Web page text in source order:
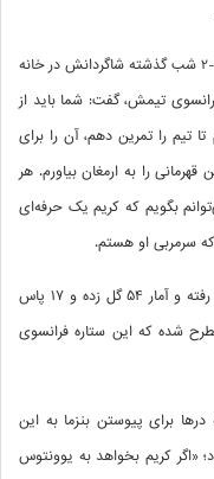
سرجیو کونسیسائو سرمربی الاتحاد پس از تساوی 2-2 شب گذشته شاگردانش در خانه
تیمش، گفت: شما باید از
تیم را تمرین دهم، آن را برای
را به ارمغان بیاورم. هر
بگویم که کریم یک حرفه‌ای
که سرمربی او هستم.
بنزما که تاکنون در 83 بازی برای الاتحاد به میدان رفته و آمار 54 گل‌ زده و 17 پاس‌
شده که این ستاره فرانسوی
برای پیوستن بنزما به این
«اگر کریم بخواهد به یوونتوس